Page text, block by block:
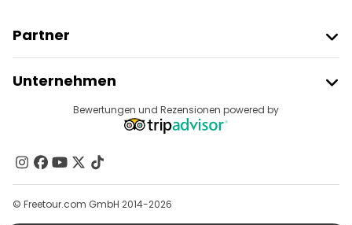
Partner
Anbieter-Anmeldung
Affiliate-Programm
Unternehmen
Reiseziele
Kontakt
Gruppen
Hilfe
Bewertungen und Rezensionen powered by
© Freetour.com GmbH 2014-2026